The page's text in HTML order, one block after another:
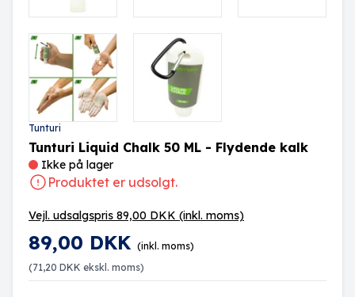
Tunturi
Tunturi Liquid Chalk 50 ML - Flydende kalk
Ikke på lager
Produktet er udsolgt.
Vejl. udsalgspris 89,00 DKK (inkl. moms)
89,00 DKK (inkl. moms)
(71,20 DKK ekskl. moms)